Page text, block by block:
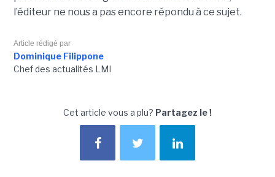
l’éditeur ne nous a pas encore répondu à ce sujet.
Article rédigé par
Dominique Filippone
Chef des actualités LMI
Cet article vous a plu? Partagez le !